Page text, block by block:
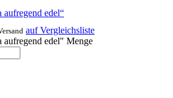
aufregend edel“
auf Vergleichsliste
aufregend edel" Menge